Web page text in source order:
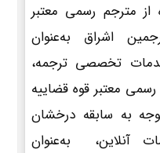
از مترجم رسمی معتبر
اشراق به‌عنوان
تخصصی ترجمه،
معتبر قوه قضاییه
به سابقه درخشان
آنلاین، به‌عنوان